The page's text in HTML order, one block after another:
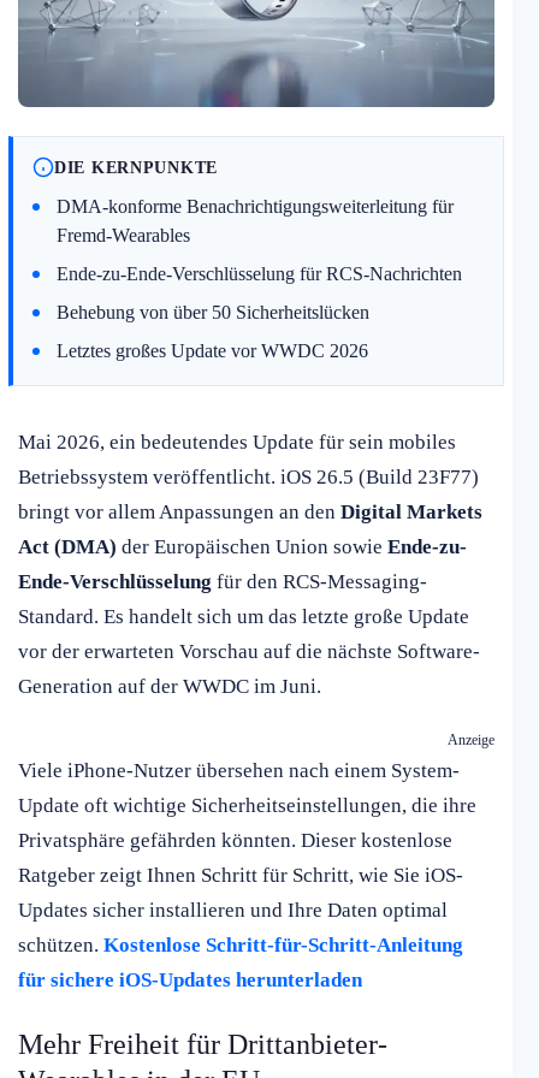
DIE KERNPUNKTE
DMA-konforme Benachrichtigungsweiterleitung für
Fremd-Wearables
Ende-zu-Ende-Verschlüsselung für RCS-Nachrichten
Behebung von über 50 Sicherheitslücken
Letztes großes Update vor WWDC 2026
Mai 2026, ein bedeutendes Update für sein mobiles
Betriebssystem veröffentlicht. iOS 26.5 (Build 23F77)
bringt vor allem Anpassungen an den Digital Markets
Act (DMA) der Europäischen Union sowie Ende-zu-
Ende-Verschlüsselung für den RCS-Messaging-
Standard. Es handelt sich um das letzte große Update
vor der erwarteten Vorschau auf die nächste Software-
Generation auf der WWDC im Juni.
Anzeige
Viele iPhone-Nutzer übersehen nach einem System-
Update oft wichtige Sicherheitseinstellungen, die ihre
Privatsphäre gefährden könnten. Dieser kostenlose
Ratgeber zeigt Ihnen Schritt für Schritt, wie Sie iOS-
Updates sicher installieren und Ihre Daten optimal
schützen. Kostenlose Schritt-für-Schritt-Anleitung
für sichere iOS-Updates herunterladen
Mehr Freiheit für Drittanbieter-